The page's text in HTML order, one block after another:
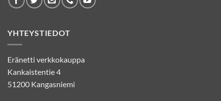
YHTEYSTIEDOT
Eränetti verkkokauppa
Kankaistentie 4
51200 Kangasniemi